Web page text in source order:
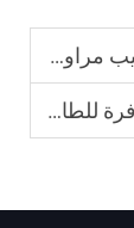
للطاقة؟